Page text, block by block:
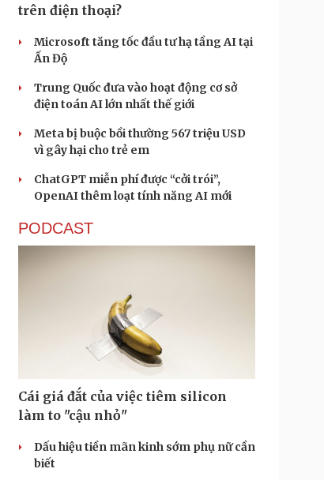
trên điện thoại?
Microsoft tăng tốc đầu tư hạ tầng AI tại
Ấn Độ
Trung Quốc đưa vào hoạt động cơ sở
điện toán AI lớn nhất thế giới
Meta bị buộc bồi thường 567 triệu USD
vì gây hại cho trẻ em
ChatGPT miễn phí được “cởi trói”,
OpenAI thêm loạt tính năng AI mới
PODCAST
Cái giá đắt của việc tiêm silicon
làm to "cậu nhỏ"
Dấu hiệu tiền mãn kinh sớm phụ nữ cần
biết